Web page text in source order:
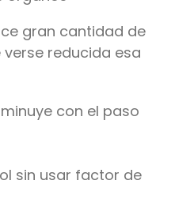
gran cantidad de
reducida esa
con el paso
sin usar factor de